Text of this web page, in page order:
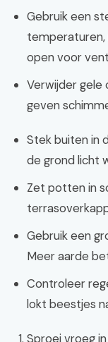
Gebruik een
temperaturen,
open voor
Verwijder
geven
Stek buiten in
de grond licht
Zet potten in
Gebruik een
Meer aarde
Controleer
lokt beestjes
Sproei vroeg